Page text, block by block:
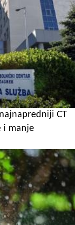
CT
i manje